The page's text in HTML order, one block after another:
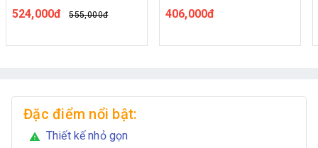
524,000đ 555,000đ
Minh
406,000đ
Đặc điểm nổi bật:
warning Thiết kế nhỏ gọn